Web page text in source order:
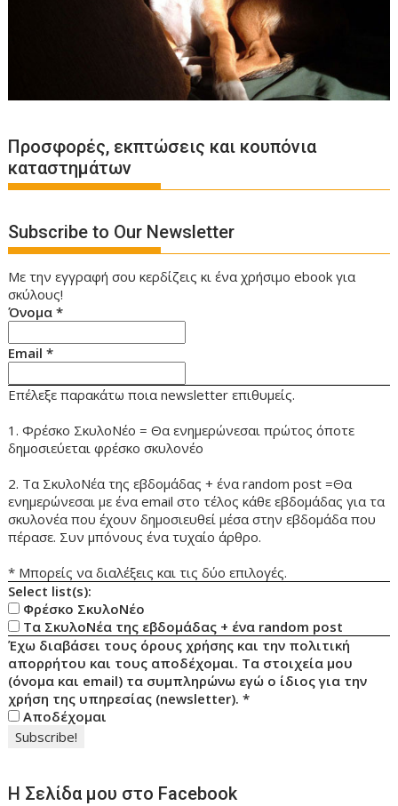
Προσφορές, εκπτώσεις και κουπόνια
καταστημάτων
Subscribe to Our Newsletter
Με την εγγραφή σου κερδίζεις κι ένα χρήσιμο ebook για
σκύλους!
Όνομα*
Email*
Επέλεξε παρακάτω ποια newsletter επιθυμείς.
1. Φρέσκο ΣκυλοΝέο = Θα ενημερώνεσαι πρώτος όποτε
δημοσιεύεται φρέσκο σκυλονέο
2. Τα ΣκυλοΝέα της εβδομάδας + ένα random post =Θα
ενημερώνεσαι με ένα email στο τέλος κάθε εβδομάδας για τα
σκυλονέα που έχουν δημοσιευθεί μέσα στην εβδομάδα που
πέρασε. Συν μπόνους ένα τυχαίο άρθρο.
* Μπορείς να διαλέξεις και τις δύο επιλογές.
Select list(s):
Φρέσκο ΣκυλοΝέο
Τα ΣκυλοΝέα της εβδομάδας + ένα random post
Έχω διαβάσει τους όρους χρήσης και την πολιτική
απορρήτου και τους αποδέχομαι. Τα στοιχεία μου
(όνομα και email) τα συμπληρώνω εγώ ο ίδιος για την
χρήση της υπηρεσίας (newsletter).*
Αποδέχομαι
Η Σελίδα μου στο Facebook